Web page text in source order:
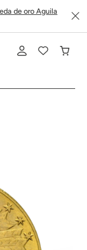
de oro Aguila